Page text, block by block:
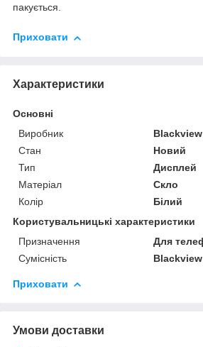
пакується.
Приховати
Характеристики
Основні
Виробник
Blackview
Стан
Новий
Тип
Дисплей
Матеріал
Скло
Колір
Білий
Користувальницькі характеристики
Призначення
Для
Сумісність
Blackview
Приховати
Умови доставки